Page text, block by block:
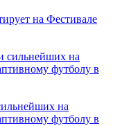
на Фестивале
на
футболу в